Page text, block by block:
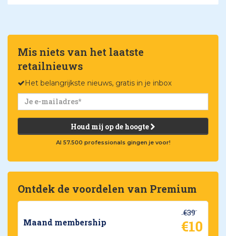
Mis niets van het laatste
retailnieuws
Het belangrijkste nieuws, gratis in je inbox
Houd mij op de hoogte
Al 57.500 professionals gingen je voor!
Ontdek de voordelen van Premium
Maand membership
€39
€10